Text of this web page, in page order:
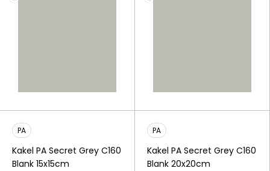
PA
Kakel PA Secret Grey C160
Blank 15x15cm
PA
Kakel PA Secret Grey C160
Blank 20x20cm